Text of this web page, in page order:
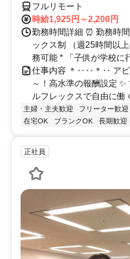
フルリモート
時給1,925円～2,200円
勤務時間詳細 ⏰ 勤務
ックス制 （週25時間以
務可能 * 「子供が学校に
仕事内容 ＊‥‥＊‥ ア
～！高水準の報酬設定
ルフレックスで自由に働
主婦・主夫歓迎 フリーター歓迎
在宅OK
ブランクOK 長期歓迎
正社員